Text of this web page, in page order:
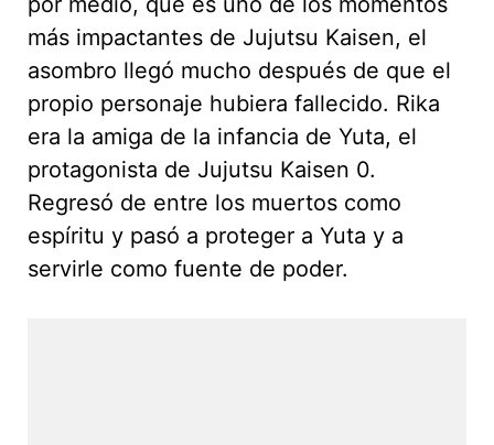
más impactantes de Jujutsu Kaisen, el
asombro llegó mucho después de que el
propio personaje hubiera fallecido. Rika
era la amiga de la infancia de Yuta, el
protagonista de Jujutsu Kaisen 0.
Regresó de entre los muertos como
espíritu y pasó a proteger a Yuta y a
servirle como fuente de poder.